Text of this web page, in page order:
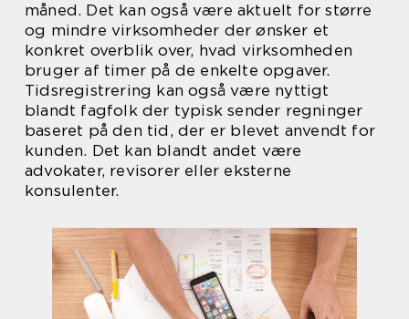
måned. Det kan også være aktuelt for større
og mindre virksomheder der ønsker et
konkret overblik over, hvad virksomheden
bruger af timer på de enkelte opgaver.
Tidsregistrering kan også være nyttigt
blandt fagfolk der typisk sender regninger
baseret på den tid, der er blevet anvendt for
kunden. Det kan blandt andet være
advokater, revisorer eller eksterne
konsulenter.